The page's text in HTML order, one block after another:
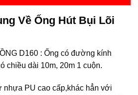
Về Ống Hút Bụi Lõi
D160 : Ống có đường kính
chiều dài 10m, 20m 1 cuộn.
PU cao cấp,khác hẳn với